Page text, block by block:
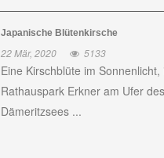
Japanische Blütenkirsche
22 Mär, 2020 5133
Eine Kirschblüte im Sonnenlicht,
Rathauspark Erkner am Ufer des
Dämeritzsees ...